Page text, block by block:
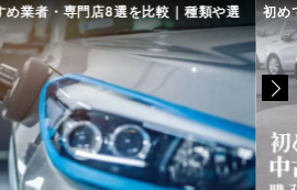
業者・専門店8選を比較｜種類や選 初め